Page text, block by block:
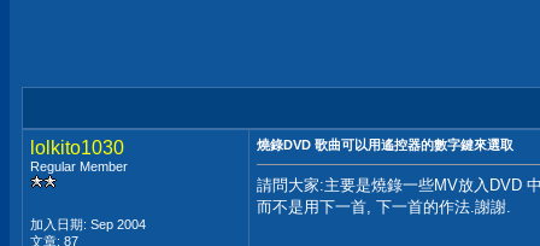
lolkito1030
Regular Member
加入日期: Sep 2004
文章: 87
燒錄DVD 歌曲可以用遙控器的數字鍵來選取
請問大家:主要是燒錄一些MV放入DVD
而不是用下一首, 下一首的作法.謝謝.